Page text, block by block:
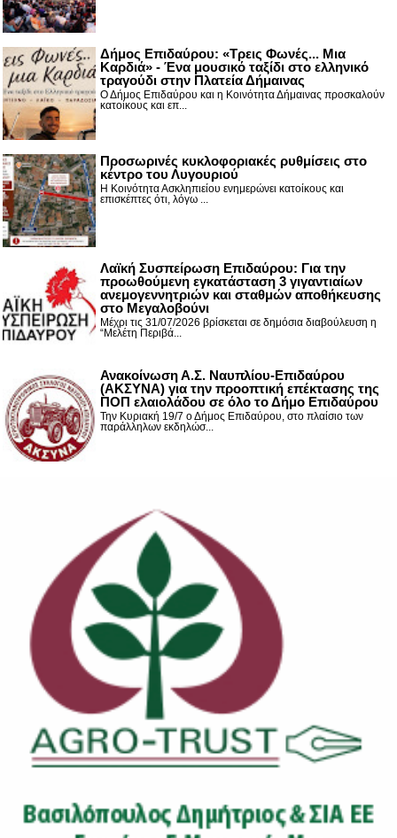
Δήμος Επιδαύρου: «Τρεις Φωνές... Μια
Καρδιά» - Ένα μουσικό ταξίδι στο ελληνικό
τραγούδι στην Πλατεία Δήμαινας
Ο Δήμος Επιδαύρου και η Κοινότητα Δήμαινας προσκαλούν
κατοίκους και επ...
Προσωρινές κυκλοφοριακές ρυθμίσεις στο
κέντρο του Λυγουριού
Η Κοινότητα Ασκληπιείου ενημερώνει κατοίκους και
επισκέπτες ότι, λόγω ...
Λαϊκή Συσπείρωση Επιδαύρου: Για την
προωθούμενη εγκατάσταση 3 γιγαντιαίων
ανεμογεννητριών και σταθμών αποθήκευσης
στο Μεγαλοβούνι
Μέχρι τις 31/07/2026 βρίσκεται σε δημόσια διαβούλευση η
“Μελέτη Περιβά...
Ανακοίνωση Α.Σ. Ναυπλίου-Επιδαύρου
(ΑΚΣΥΝΑ) για την προοπτική επέκτασης της
ΠΟΠ ελαιολάδου σε όλο το Δήμο Επιδαύρου
Την Κυριακή 19/7 ο Δήμος Επιδαύρου, στο πλαίσιο των
παράλληλων εκδηλώσ...